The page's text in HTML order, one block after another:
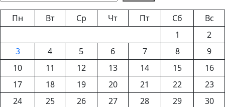
Пн Вт Ср Чт Пт Сб
Вс
1
2
3
4 5 6 7 8
9
10
11 12 13 14 15
16
17
18 19 20 21 22
23
24
25 26 27 28 29
30